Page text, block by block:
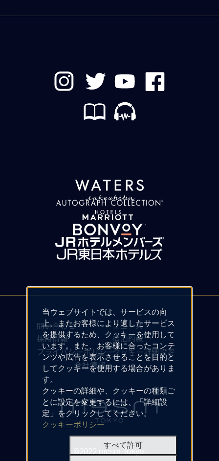
問い合わせ
ニュース
採用情報
宿泊約款
プライバシーポリシークッキー詳細設定
会社情報
©2022 mesm Tokyo.
当ウェブサイトでは、サービスの向
上、またお客様により適したサービス
を提供するため、クッキーを使用して
います。また、お客様に合ったコンテ
ンツや広告を表示させることを目的と
してクッキーを使用する場合がありま
す。
クッキーの詳細や、クッキーの種類ご
とに設定を変更するには、「詳細設
定」をクリックしてください。
クッキーポリシー
すべて許可